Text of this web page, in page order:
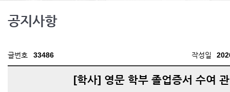
공지사항
글번호 33486 작성일
[학사] 영문 학부 졸업증서 수여